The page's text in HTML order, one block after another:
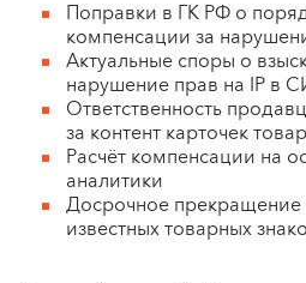
Поправки в ГК РФ о
компенсации за
Актуальные споры о
нарушение прав на IP в
Ответственность
за контент карточек
Расчёт компенсации на
аналитики
Досрочное
известных товарных